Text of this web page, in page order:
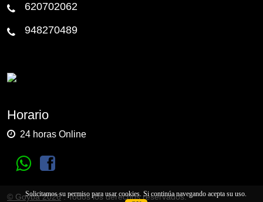
620702062
948270489
Horario
24 horas Online
© Goyba 2026. Todos los derechos reservados.
Solicitamos su permiso para usar cookies. Si continúa navegando acepta su uso.